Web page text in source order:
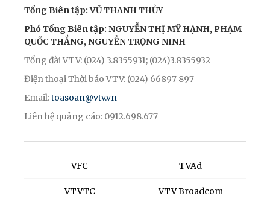
Tổng Biên tập: VŨ THANH THỦY
Phó Tổng Biên tập: NGUYỄN THỊ MỸ HẠNH, PHẠM
QUỐC THẮNG, NGUYỄN TRỌNG NINH
Tổng đài VTV: (024) 3.8355931; (024)3.8355932
Điện thoại Thời báo VTV: (024) 66897 897
Email:toasoan@vtv.vn
Liên hệ quảng cáo: 0912.698.677
VFC
VTVTC
TVAd
VTV Broadcom